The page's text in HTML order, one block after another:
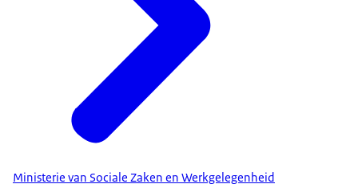
Ministerie van Sociale Zaken en Werkgelegenheid